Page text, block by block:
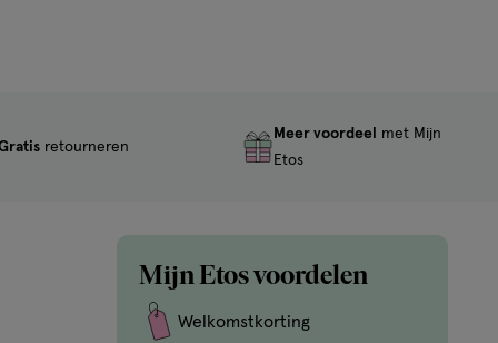
retourneren
Meer voordeel
met Mijn
Etos
Mijn Etos voordelen
Welkomstkorting